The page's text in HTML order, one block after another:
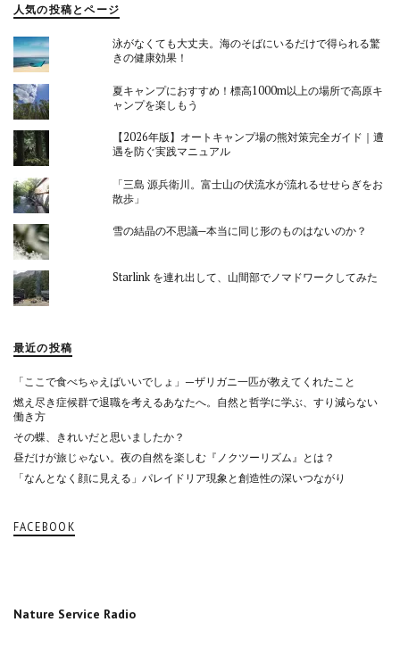
人気の投稿とページ
泳がなくても大丈夫。海のそばにいるだけで得られる驚
きの健康効果！
夏キャンプにおすすめ！標高1000m以上の場所で高原キ
ャンプを楽しもう
【2026年版】オートキャンプ場の熊対策完全ガイド｜遭
遇を防ぐ実践マニュアル
「三島 源兵衛川。富士山の伏流水が流れるせせらぎをお
散歩」
雪の結晶の不思議─本当に同じ形のものはないのか？
Starlink を連れ出して、山間部でノマドワークしてみた
最近の投稿
「ここで食べちゃえばいいでしょ」—ザリガニ一匹が教えてくれたこと
燃え尽き症候群で退職を考えるあなたへ。自然と哲学に学ぶ、すり減らない
働き方
その蝶、きれいだと思いましたか？
昼だけが旅じゃない。夜の自然を楽しむ『ノクツーリズム』とは？
「なんとなく顔に見える」パレイドリア現象と創造性の深いつながり
FACEBOOK
Nature Service Radio